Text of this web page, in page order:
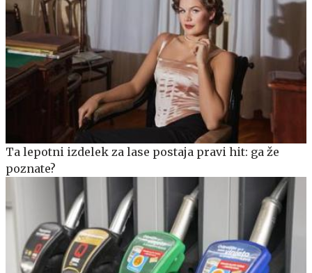
Ta lepotni izdelek za lase postaja pravi hit: ga že
poznate?